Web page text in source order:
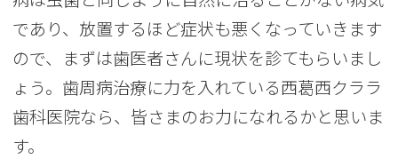
であり、放置するほど症状も悪くなっていきます
ので、まずは歯医者さんに現状を診てもらいまし
ょう。歯周病治療に力を入れている西葛西クララ
歯科医院なら、皆さまのお力になれるかと思いま
す。